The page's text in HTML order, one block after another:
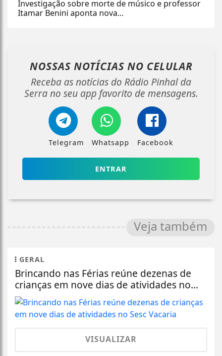
Investigação sobre morte de músico e professor
Itamar Benini aponta nova...
NOSSAS NOTÍCIAS NO CELULAR
Receba as notícias do Rádio Pinhal da
Serra no seu app favorito de mensagens.
Telegram Whatsapp Facebook
ENTRAR
Veja também
GERAL
Brincando nas Férias reúne dezenas de
crianças em nove dias de atividades no...
VISUALIZAR